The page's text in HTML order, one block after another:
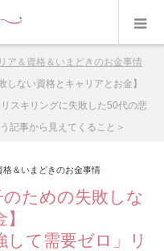
ア＆資格＆いまどきのお金事情
しない資格とキャリアとお金】
スキリングに失敗した50代の悲
記事から見えてくること＞
＆いまどきのお金事情
のための失敗しな
して需要ゼロ」リ